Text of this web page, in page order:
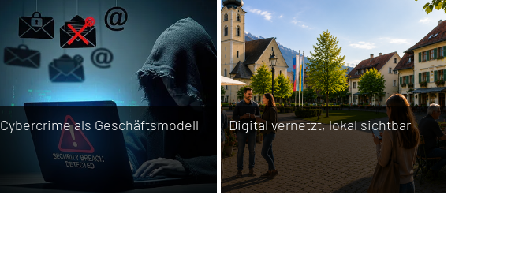
Cybercrime als Geschäftsmodell Digital vernetzt, lokal sichtbar